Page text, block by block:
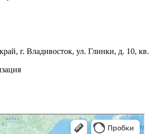
г. Владивосток, ул. Глинки, д. 10,